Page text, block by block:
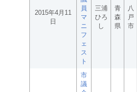
2015年4月11
日
員
マ
ニ
フ
ェ
ス
ト
三浦
ひろ
し
青
森
県
八
戸
市
市
議